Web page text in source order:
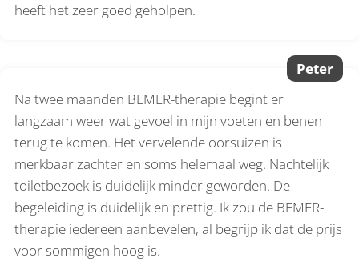
heeft het zeer goed geholpen.
Peter
Na twee maanden BEMER-therapie begint er
langzaam weer wat gevoel in mijn voeten en benen
terug te komen. Het vervelende oorsuizen is
merkbaar zachter en soms helemaal weg. Nachtelijk
toiletbezoek is duidelijk minder geworden. De
begeleiding is duidelijk en prettig. Ik zou de BEMER-
therapie iedereen aanbevelen, al begrijp ik dat de prijs
voor sommigen hoog is.